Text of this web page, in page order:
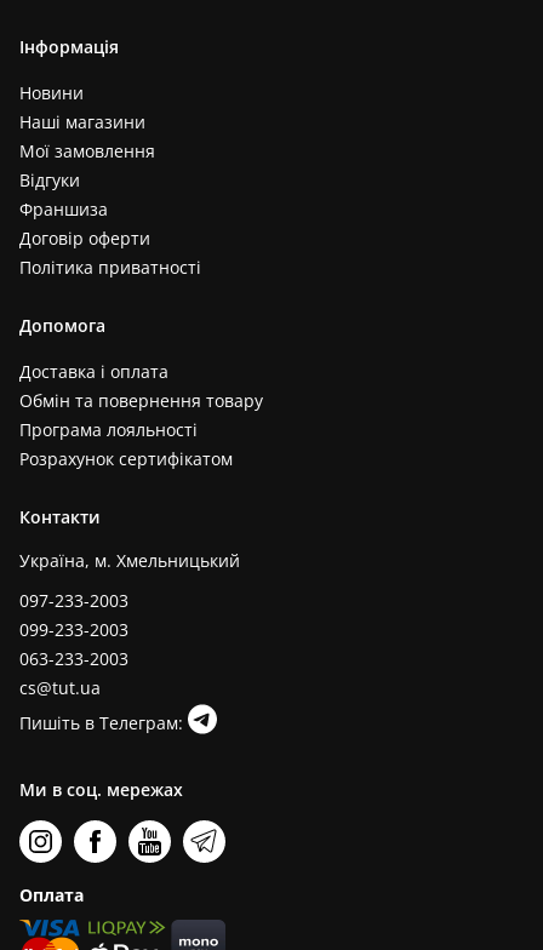
Інформація
Новини
Наші магазини
Мої замовлення
Відгуки
Франшиза
Договір оферти
Політика приватності
Допомога
Доставка і оплата
Обмін та повернення товару
Програма лояльності
Розрахунок сертифікатом
Контакти
Україна, м. Хмельницький
097-233-2003
099-233-2003
063-233-2003
cs@tut.ua
Пишіть в Телеграм:
Ми в соц. мережах
Оплата